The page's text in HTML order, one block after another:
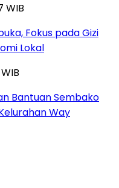
WIB
Fokus pada Gizi
Lokal
Bantuan Sembako
Way